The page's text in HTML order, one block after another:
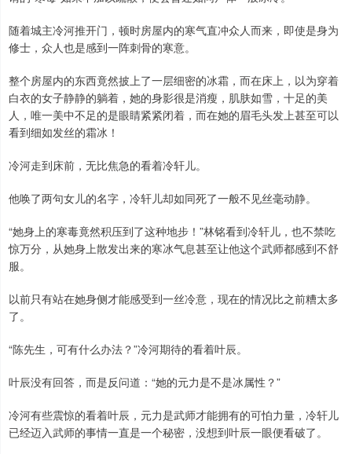
随着城主冷河推开门，顿时房屋内的寒气直冲众人而来，即使是身为
修士，众人也是感到一阵刺骨的寒意。
整个房屋内的东西竟然披上了一层细密的冰霜，而在床上，以为穿着
白衣的女子静静的躺着，她的身影很是消瘦，肌肤如雪，十足的美
人，唯一美中不足的是眼睛紧紧闭着，而在她的眉毛头发上甚至可以
看到细如发丝的霜冰！
冷河走到床前，无比焦急的看着冷轩儿。
他唤了两句女儿的名字，冷轩儿却如同死了一般不见丝毫动静。
“她身上的寒毒竟然积压到了这种地步！”林铭看到冷轩儿，也不禁吃
惊万分，从她身上散发出来的寒冰气息甚至让他这个武师都感到不舒
服。
以前只有站在她身侧才能感受到一丝冷意，现在的情况比之前糟太多
了。
“陈先生，可有什么办法？”冷河期待的看着叶辰。
叶辰没有回答，而是反问道：“她的元力是不是冰属性？”
冷河有些震惊的看着叶辰，元力是武师才能拥有的可怕力量，冷轩儿
已经迈入武师的事情一直是一个秘密，没想到叶辰一眼便看破了。